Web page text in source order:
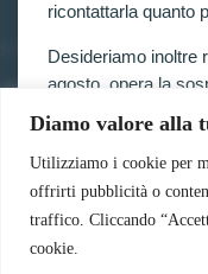
Diamo valore alla
Utilizziamo i cookie per
offrirti pubblicità o
traffico. Cliccando
cookie.
ricontattarla quanto
Desideriamo inoltre
agosto, opera la
processuali prevista
Pertanto, nella
ricorsi, impugnazioni
processuali,
sospesi.
SERVIZI
Forze armate e
Concorsi pubblici
Pubblico impiego
Contratti con la
Vittime del dovere